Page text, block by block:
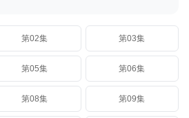
第02集 第03集
第05集 第06集
第08集 第09集